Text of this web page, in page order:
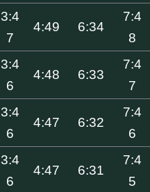
3:4
7
4:49 6:34
7:4
8
3:4
6
4:48 6:33
7:4
7
3:4
6
4:47 6:32
7:4
6
3:4
6
4:47 6:31
7:4
5